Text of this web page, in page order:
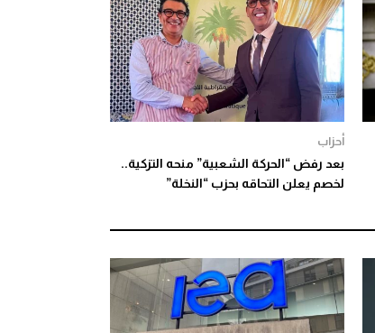
أحزاب
بعد رفض “الحركة الشعبية” منحه التزكية..
لخصم يعلن التحاقه بحزب “النخلة”